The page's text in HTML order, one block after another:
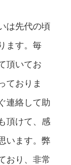
は先代の頃
ます。毎
頂いてお
ておりま
連絡して助
頂けて、感
います。弊
おり、非常